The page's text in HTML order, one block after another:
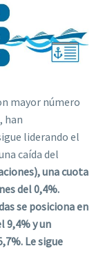
mayor número
han
liderando el
caída del
una cuota
del 0,4%.
se posiciona en
9,4% y un
Le sigue